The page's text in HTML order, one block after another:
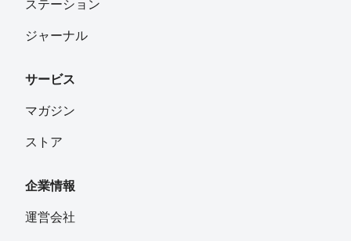
ステーション
ジャーナル
サービス
マガジン
ストア
企業情報
運営会社